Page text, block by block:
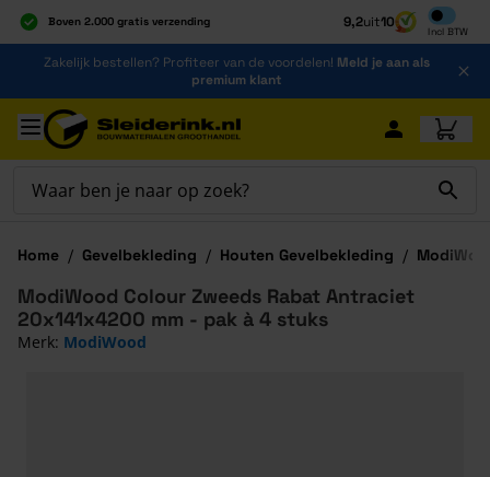
Boven 2.000 gratis verzending
Al 40 jaar dé specialist
Alles onder één dak
9,2uit10
Incl BTW
Inclusief
Ga naar de inhoud
Zakelijk bestellen? Profiteer van de voordelen! Meld je aan als
premium klant
Ga naar hoofdinhoud
Home / Gevelbekleding / Houten Gevelbekleding /
ModiWood Colour Zweeds Rabat Antraciet
20x141x4200 mm - pak à 4 stuks
Merk: ModiWood